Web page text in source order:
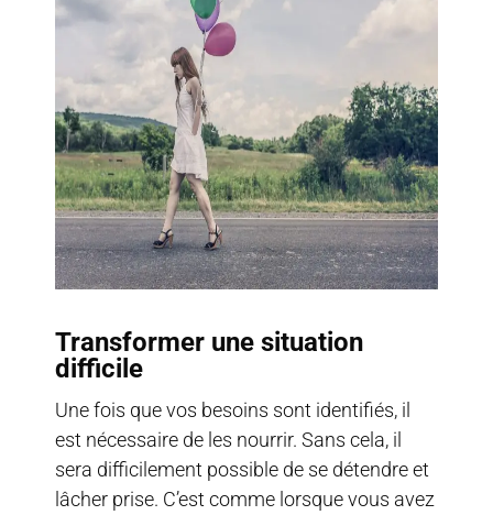
Transformer une situation
difficile
Une fois que vos besoins sont identifiés, il
est nécessaire de les nourrir. Sans cela, il
sera difficilement possible de se détendre et
lâcher prise. C’est comme lorsque vous avez